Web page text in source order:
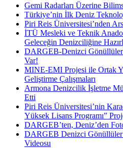
Gemi Radarları Üzerine
Türkiye’nin İlk Deniz
Piri Reis Üniversitesi’nden
İTÜ Mesleki ve Teknik
Geleceğin Denizciliğine
DARGEB-Denizci
Var!
MINE-EMI Projesi ile Ortak
Geliştirme Çalışmaları
Armona Denizcilik İşletme
Etti
Piri Reis Üniversitesi’nin
Yüksek Lisans Programı”
DARGEB’ten, Deniz’den
DARGEB Denizci
Videosu